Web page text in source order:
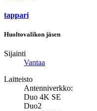
tappari
Huoltovalikon jäsen
Sijainti
Vantaa
Laitteisto
Antenniverkko:
Duo 4K SE
Duo2